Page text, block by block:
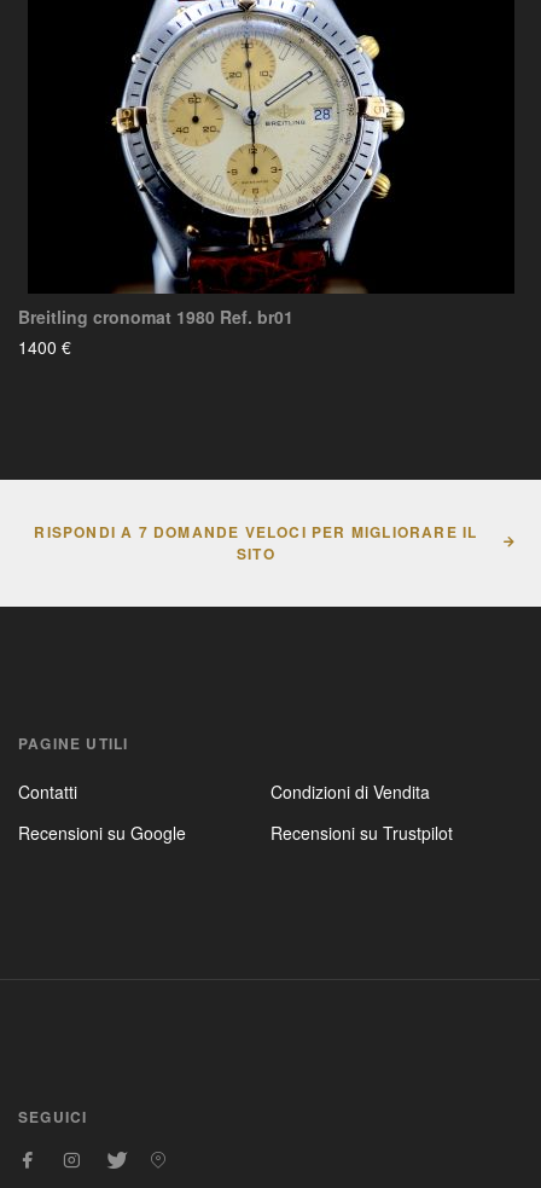
Breitling cronomat 1980 Ref. br01
1400 €
RISPONDI A 7 DOMANDE VELOCI PER MIGLIORARE IL
SITO
PAGINE UTILI
Contatti
Condizioni di Vendita
Recensioni su Google
Recensioni su Trustpilot
SEGUICI